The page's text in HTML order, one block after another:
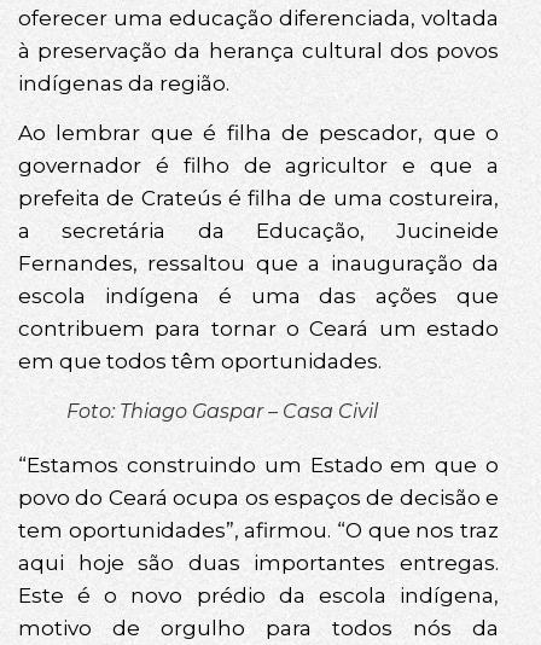
oferecer uma educação diferenciada, voltada
à preservação da herança cultural dos povos
indígenas da região.
Ao lembrar que é filha de pescador, que o
governador é filho de agricultor e que a
prefeita de Crateús é filha de uma costureira,
a secretária da Educação, Jucineide
Fernandes, ressaltou que a inauguração da
escola indígena é uma das ações que
contribuem para tornar o Ceará um estado
em que todos têm oportunidades.
Foto: Thiago Gaspar – Casa Civil
“Estamos construindo um Estado em que o
povo do Ceará ocupa os espaços de decisão e
tem oportunidades”, afirmou. “O que nos traz
aqui hoje são duas importantes entregas.
Este é o novo prédio da escola indígena,
motivo de orgulho para todos nós da